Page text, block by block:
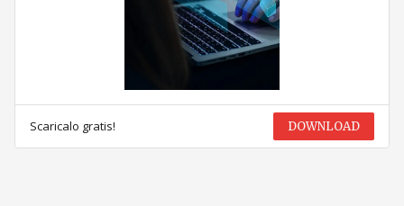
Scaricalo gratis! DOWNLOAD